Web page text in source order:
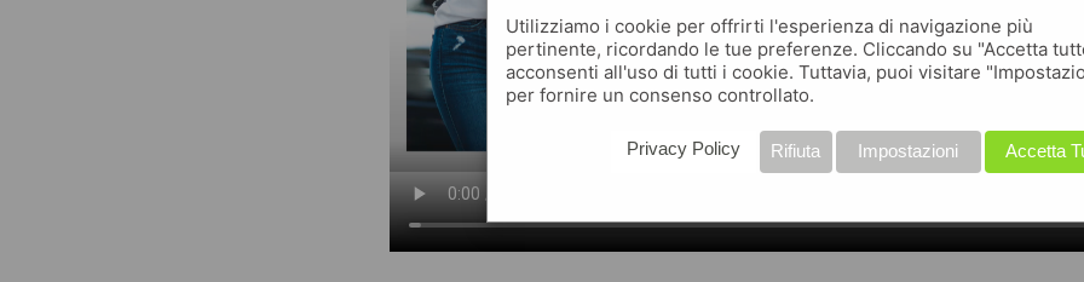
Utilizziamo i cookie per offrirti l'esperienza di navigazione più
pertinente, ricordando le tue preferenze. Cliccando su "Accetta
acconsenti all'uso di tutti i cookie. Tuttavia, puoi visitare
per fornire un consenso controllato.
Accetta
Impostazioni
Rifiuta
Privacy Policy